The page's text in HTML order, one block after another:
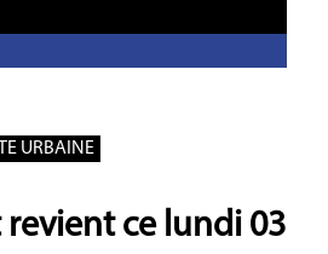
URBAINE
revient ce lundi 03